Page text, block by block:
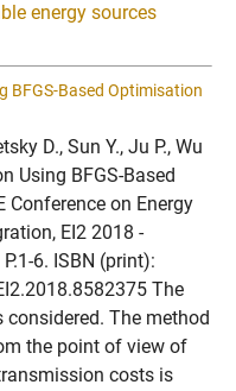
energy sources
BFGS-Based Optimisation
D., Sun Y., Ju P., Wu
Using BFGS-Based
Conference on Energy
EI2 2018 -
6. ISBN (print):
The
The method
the point of view of
costs is